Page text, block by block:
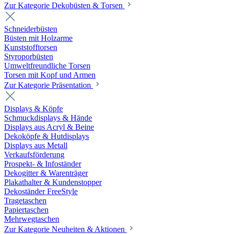
Zur Kategorie Dekobüsten & Torsen
Schneiderbüsten
Büsten mit Holzarme
Kunststofftorsen
Styroporbüsten
Umweltfreundliche Torsen
Torsen mit Kopf und Armen
Zur Kategorie Präsentation
Displays & Köpfe
Schmuckdisplays & Hände
Displays aus Acryl & Beine
Dekoköpfe & Hutdisplays
Displays aus Metall
Verkaufsförderung
Prospekt- & Infoständer
Dekogitter & Warenträger
Plakathalter & Kundenstopper
Dekoständer FreeStyle
Tragetaschen
Papiertaschen
Mehrwegtaschen
Zur Kategorie Neuheiten & Aktionen